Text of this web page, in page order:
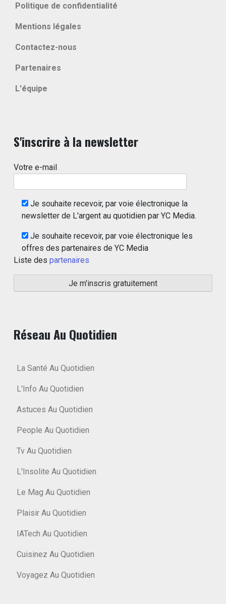
Politique de confidentialité
Mentions légales
Contactez-nous
Partenaires
L'équipe
S'inscrire à la newsletter
Votre e-mail
Je souhaite recevoir, par voie électronique la
newsletter de L'argent au quotidien par YC Media.
Je souhaite recevoir, par voie électronique les
offres des partenaires de YC Media
Liste des partenaires
Réseau Au Quotidien
La Santé Au Quotidien
L'Info Au Quotidien
Astuces Au Quotidien
People Au Quotidien
Tv Au Quotidien
L'Insolite Au Quotidien
Le Mag Au Quotidien
Plaisir Au Quotidien
IATech Au Quotidien
Cuisinez Au Quotidien
Voyagez Au Quotidien